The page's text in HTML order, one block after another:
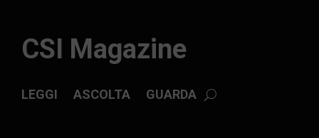
CSI Magazine
ASCOLTA GUARDA
LEGGI